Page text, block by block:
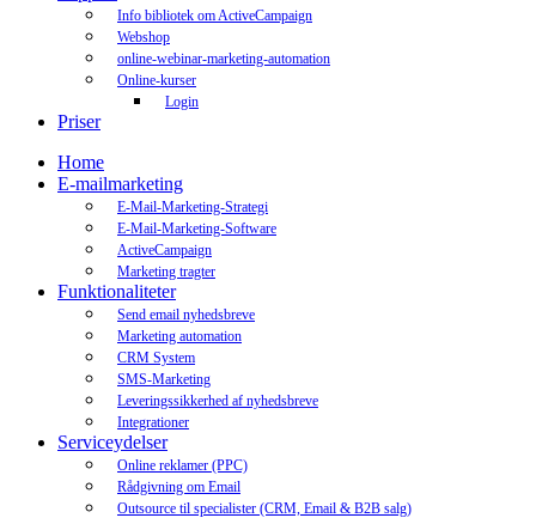
Info bibliotek om ActiveCampaign
Webshop
online-webinar-marketing-automation
Online-kurser
Login
Priser
Home
E-mailmarketing
E-Mail-Marketing-Strategi
E-Mail-Marketing-Software
ActiveCampaign
Marketing tragter
Funktionaliteter
Send email nyhedsbreve
Marketing automation
CRM System
SMS-Marketing
Leveringssikkerhed af nyhedsbreve
Integrationer
Serviceydelser
Online reklamer (PPC)
Rådgivning om Email
Outsource til specialister (CRM, Email & B2B salg)